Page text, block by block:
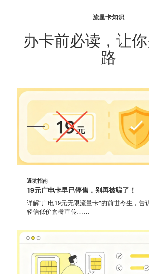
流量卡知识
办卡前必读，让
路
避坑指南
19元广电卡早已停售，别再被骗了！
详解"广电19元无限流量卡"的前世今生，告
轻信低价套餐宣传……